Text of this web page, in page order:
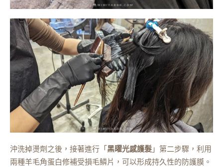
沖洗掉燙劑之後，接著進行「黑曜光感護髮 」第二步驟，利用
兩種羊毛角蛋白修補受損毛鱗片，可以形成持久性的防護膜。